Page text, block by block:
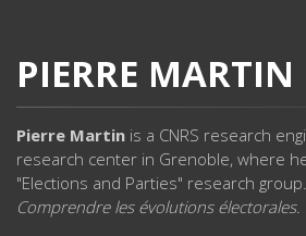
PIERRE MARTIN
Pierre Martin is a CNRS research
research center in Grenoble, where
"Elections and Parties" research
Comprendre les évolutions électorales.